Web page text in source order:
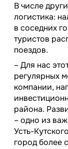
В числе
логистика:
в соседних
туристов
поездов.
– Для нас
регулярных
компании,
района.
– одно из
Усть-
город более